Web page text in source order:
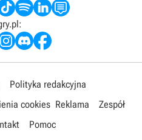
Polityka redakcyjna
cookies Reklama
Zespół
Pomoc